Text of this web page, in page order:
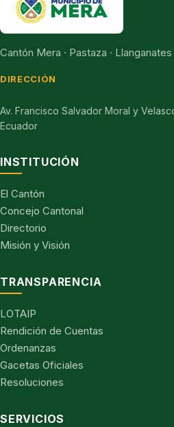
Cantón Mera · Pastaza ·
DIRECCIÓN
Av. Francisco Salvador Moral y
Ecuador
INSTITUCIÓN
El Cantón
Concejo Cantonal
Directorio
Misión y Visión
TRANSPARENCIA
LOTAIP
Rendición de Cuentas
Ordenanzas
Gacetas Oficiales
Resoluciones
SERVICIOS